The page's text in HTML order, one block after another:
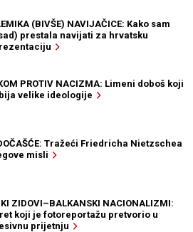
(BIVŠE) NAVIJAČICE: Kako sam
prestala navijati za hrvatsku
PROTIV NACIZMA: Limeni doboš koji
velike ideologije
Tražeći Friedricha Nietzschea
misli
ZIDOVI–BALKANSKI NACIONALIZMI:
koji je fotoreportažu pretvorio u
prijetnju